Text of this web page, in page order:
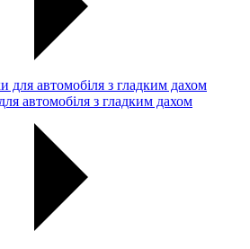
автомобіля з гладким дахом